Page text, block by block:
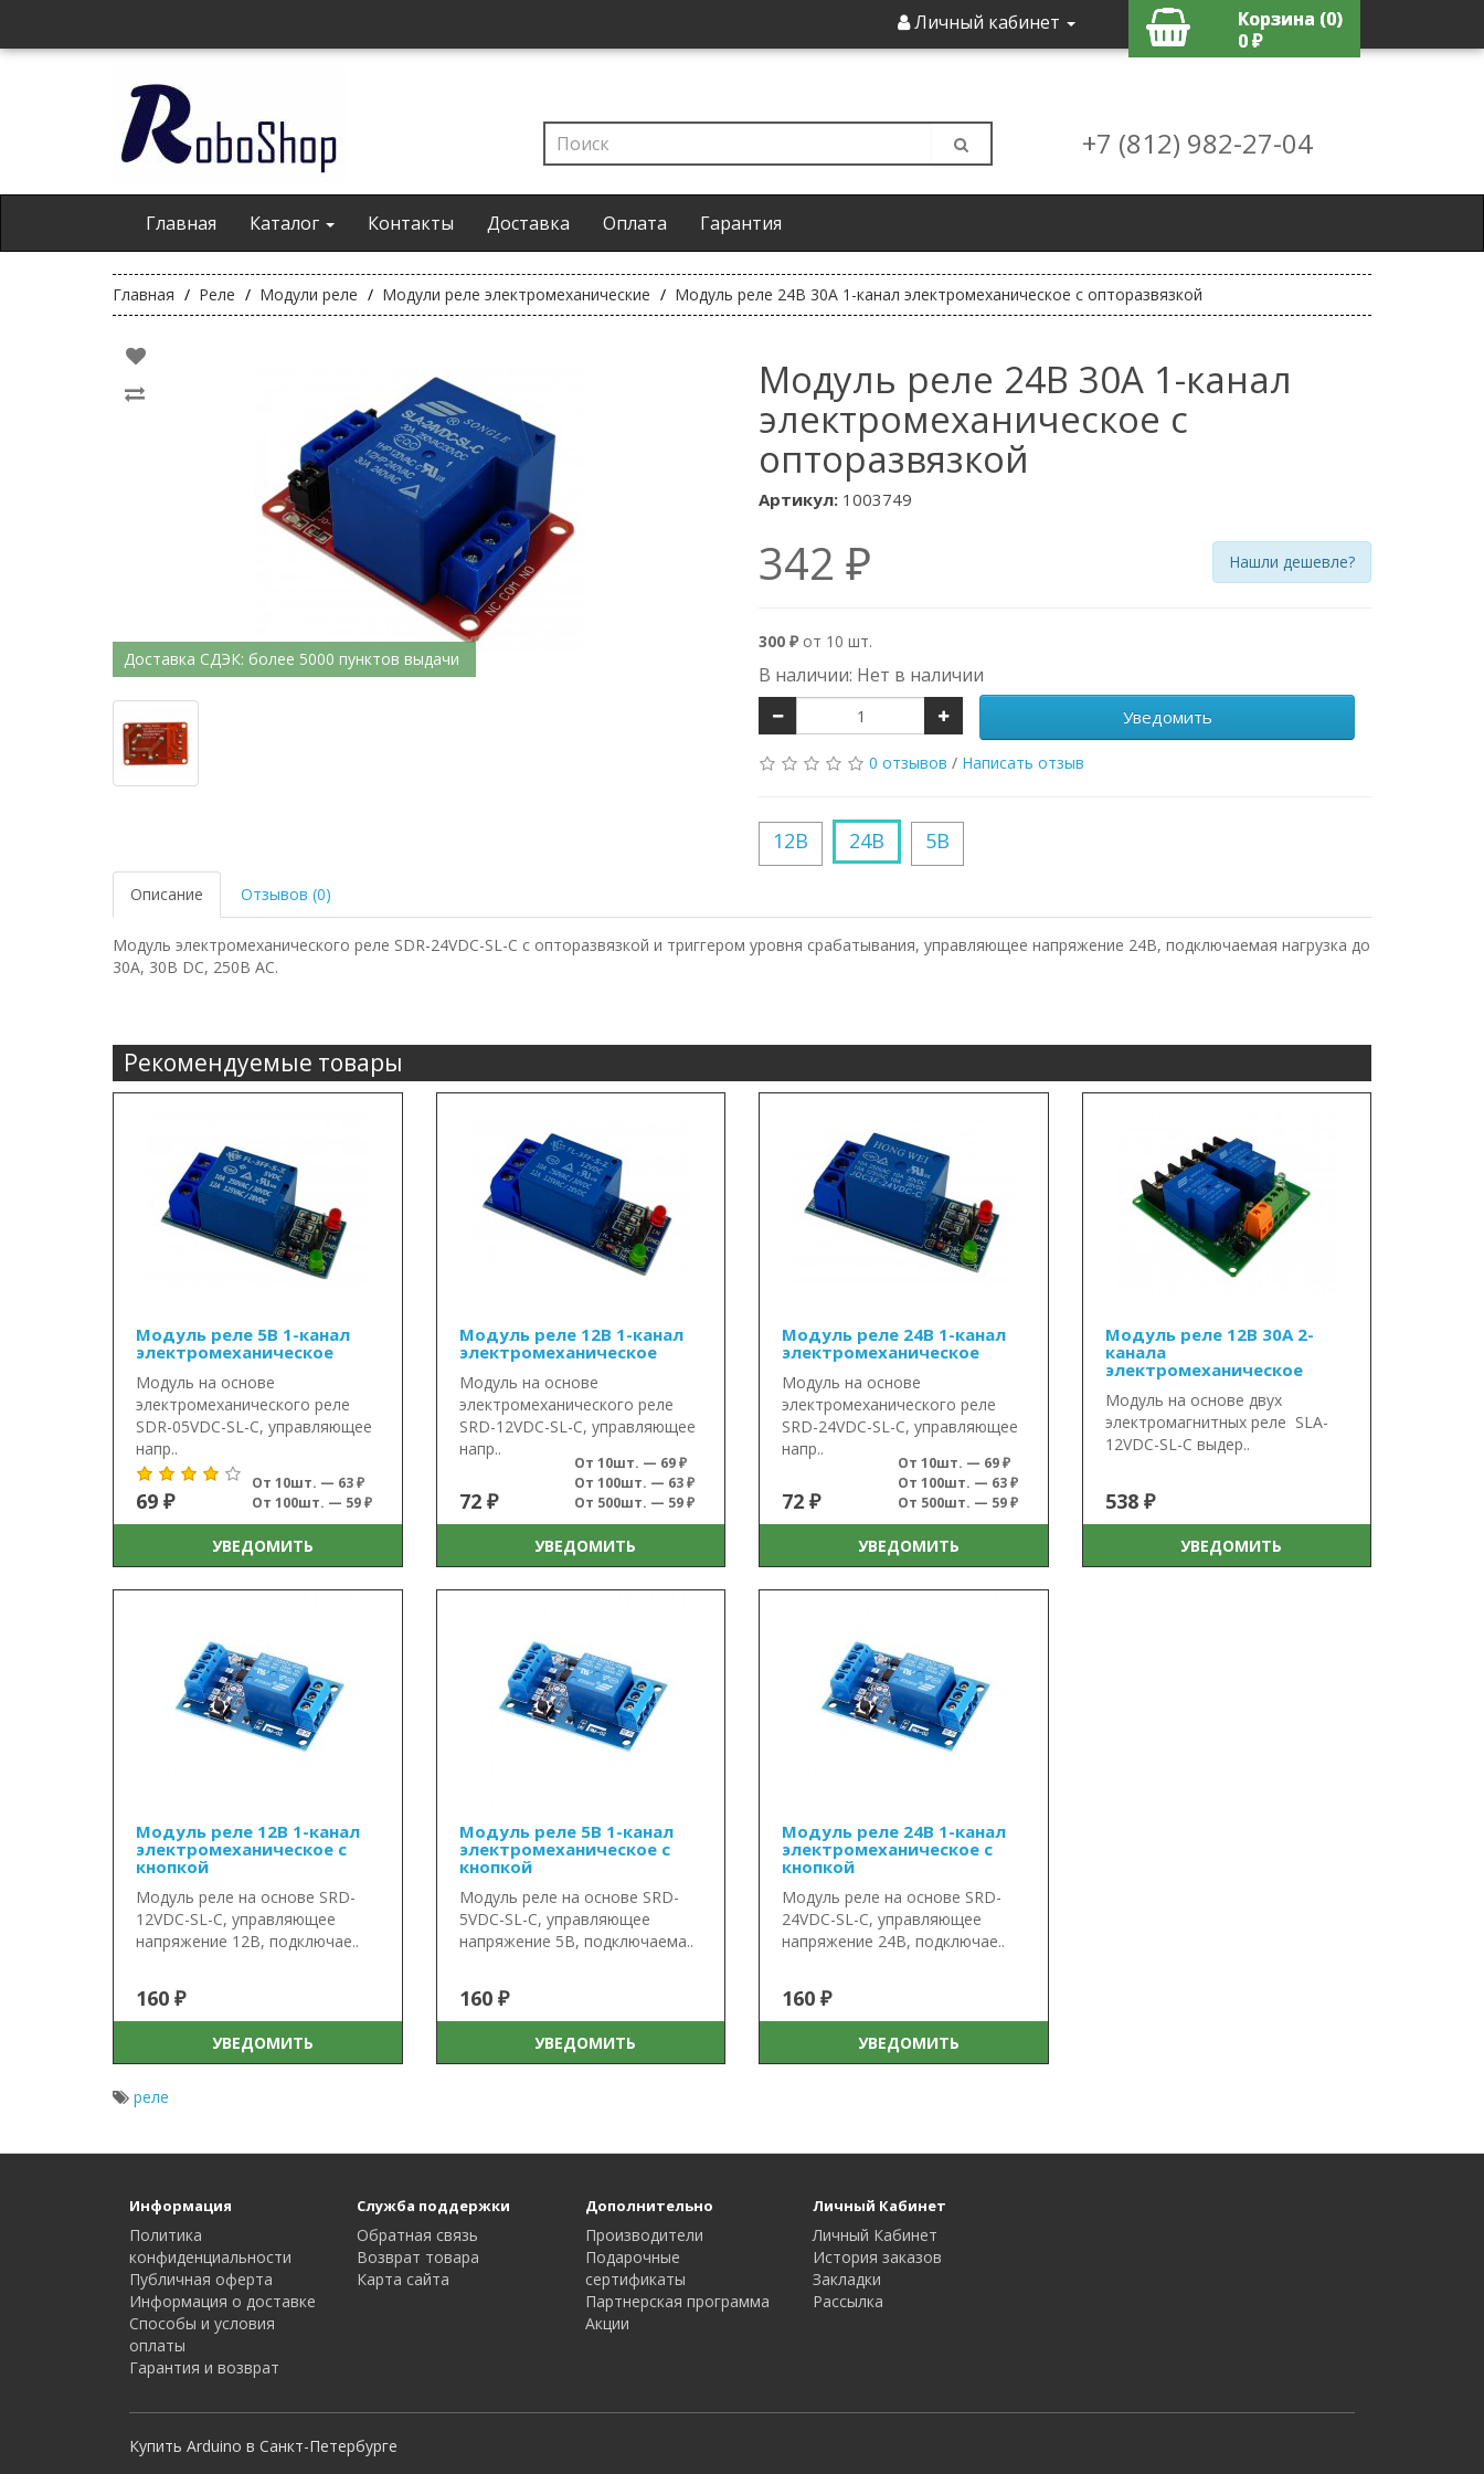
Личный кабинет
Корзина (0)
0 ₽
+7 (812) 982-27-04
Главная Каталог Контакты Доставка Оплата Гарантия
Главная Реле Модули реле Модули реле электромеханические Модуль реле 24В 30А 1-канал электромеханическое с опторазвязкой
Доставка СДЭК: более 5000 пунктов выдачи
Модуль реле 24В 30А 1-канал
электромеханическое с
опторазвязкой
Артикул: 1003749
342 ₽ Нашли дешевле?
300 ₽ от 10 шт.
В наличии: Нет в наличии
Уведомить
0 отзывов / Написать отзыв
12В 24В 5В
Описание Отзывов (0)
Модуль электромеханического реле SDR-24VDC-SL-C с опторазвязкой и триггером уровня срабатывания, управляющее напряжение 24В, подключаемая нагрузка до
30А, 30В DC, 250В AC.
Рекомендуемые товары
Модуль реле 5В 1-канал
электромеханическое
Модуль на основе
электромеханического реле
SDR-05VDC-SL-C, управляющее
напр..
69 ₽
От 10шт. — 63 ₽
От 100шт. — 59 ₽
УВЕДОМИТЬ
Модуль реле 12В 1-канал
электромеханическое
Модуль на основе
электромеханического реле
SRD-12VDC-SL-C, управляющее
напр..
72 ₽
От 10шт. — 69 ₽
От 100шт. — 63 ₽
От 500шт. — 59 ₽
УВЕДОМИТЬ
Модуль реле 24В 1-канал
электромеханическое
Модуль на основе
электромеханического реле
SRD-24VDC-SL-C, управляющее
напр..
72 ₽
От 10шт. — 69 ₽
От 100шт. — 63 ₽
От 500шт. — 59 ₽
УВЕДОМИТЬ
Модуль реле 12В 30А 2-
канала
электромеханическое
Модуль на основе двух
электромагнитных реле SLA-
12VDC-SL-C выдер..
538 ₽
УВЕДОМИТЬ
Модуль реле 12В 1-канал
электромеханическое с
кнопкой
Модуль реле на основе SRD-
12VDC-SL-C, управляющее
напряжение 12В, подключае..
160 ₽
УВЕДОМИТЬ
Модуль реле 5В 1-канал
электромеханическое с
кнопкой
Модуль реле на основе SRD-
5VDC-SL-C, управляющее
напряжение 5В, подключаема..
160 ₽
УВЕДОМИТЬ
Модуль реле 24В 1-канал
электромеханическое с
кнопкой
Модуль реле на основе SRD-
24VDC-SL-C, управляющее
напряжение 24В, подключае..
160 ₽
УВЕДОМИТЬ
реле
Информация
Политика
конфиденциальности
Публичная оферта
Информация о доставке
Способы и условия
оплаты
Гарантия и возврат
Служба поддержки
Обратная связь
Возврат товара
Карта сайта
Дополнительно
Производители
Подарочные
сертификаты
Партнерская программа
Акции
Личный Кабинет
Личный Кабинет
История заказов
Закладки
Рассылка
Купить Arduino в Санкт-Петербурге